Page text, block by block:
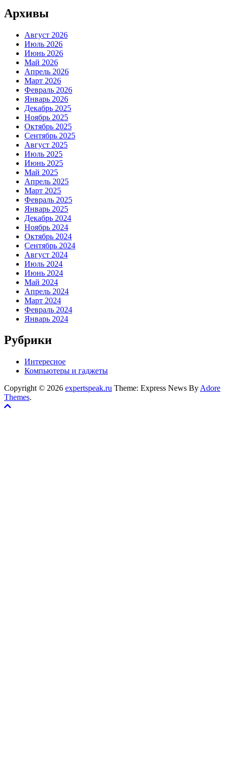
Архивы
Август 2026
Июль 2026
Июнь 2026
Май 2026
Апрель 2026
Март 2026
Февраль 2026
Январь 2026
Декабрь 2025
Ноябрь 2025
Октябрь 2025
Сентябрь 2025
Август 2025
Июль 2025
Июнь 2025
Май 2025
Апрель 2025
Март 2025
Февраль 2025
Январь 2025
Декабрь 2024
Ноябрь 2024
Октябрь 2024
Сентябрь 2024
Август 2024
Июль 2024
Июнь 2024
Май 2024
Апрель 2024
Март 2024
Февраль 2024
Январь 2024
Рубрики
Интересное
Компьютеры и гаджеты
Copyright © 2026 expertspeak.ru Theme: Express News By Adore
Themes.